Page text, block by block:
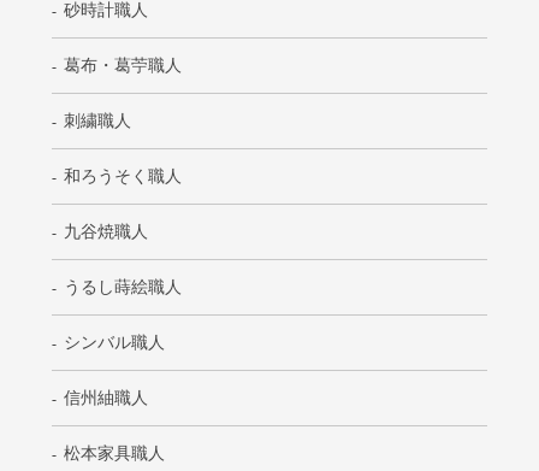
砂時計職人
葛布・葛苧職人
刺繍職人
和ろうそく職人
九谷焼職人
うるし蒔絵職人
シンバル職人
信州紬職人
松本家具職人